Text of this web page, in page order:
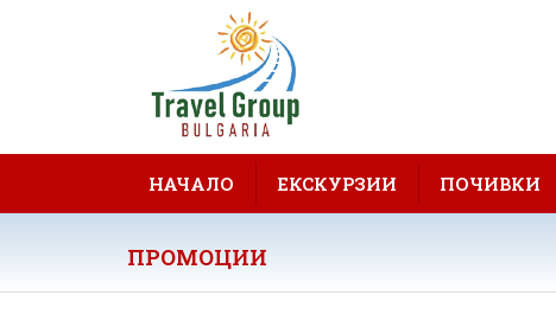
НАЧАЛО ЕКСКУРЗИИ ПОЧИВКИ
ПРОМОЦИИ